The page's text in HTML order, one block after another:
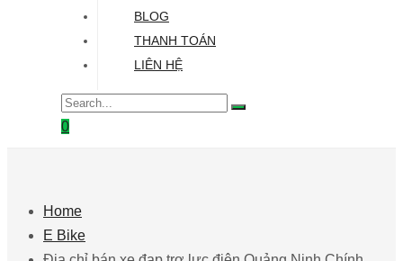
BLOG
THANH TOÁN
LIÊN HỆ
0
Home
E Bike